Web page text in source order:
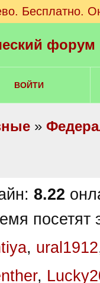
Бесплатно.
ВОЙТИ
»
8.22
посетят
, ural1912
,